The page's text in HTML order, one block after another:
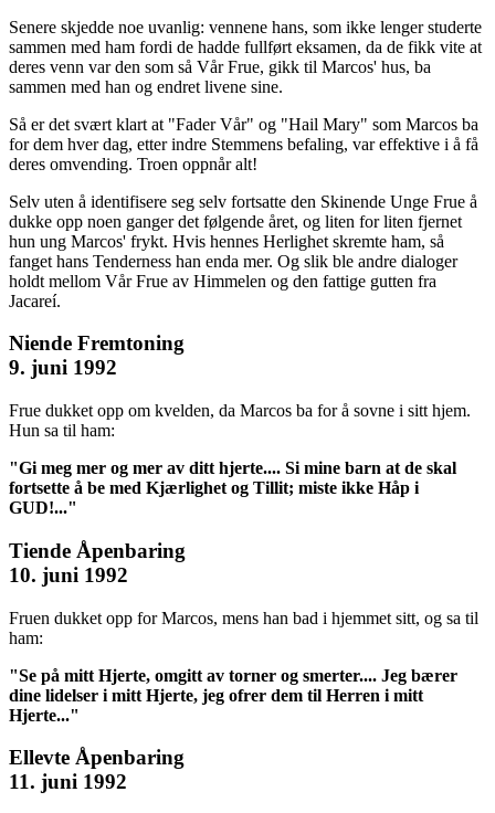
Senere skjedde noe uvanlig: vennene hans, som ikke lenger studerte
sammen med ham fordi de hadde fullført eksamen, da de fikk vite at
deres venn var den som så Vår Frue, gikk til Marcos' hus, ba
sammen med han og endret livene sine.
Så er det svært klart at "Fader Vår" og "Hail Mary" som Marcos ba
for dem hver dag, etter indre Stemmens befaling, var effektive i å få
deres omvending. Troen oppnår alt!
Selv uten å identifisere seg selv fortsatte den Skinende Unge Frue å
dukke opp noen ganger det følgende året, og liten for liten fjernet
hun ung Marcos' frykt. Hvis hennes Herlighet skremte ham, så
fanget hans Tenderness han enda mer. Og slik ble andre dialoger
holdt mellom Vår Frue av Himmelen og den fattige gutten fra
Jacareí.
Niende Fremtoning
9. juni 1992
Frue dukket opp om kvelden, da Marcos ba for å sovne i sitt hjem.
Hun sa til ham:
"Gi meg mer og mer av ditt hjerte.... Si mine barn at de skal
fortsette å be med Kjærlighet og Tillit; miste ikke Håp i
GUD!..."
Tiende Åpenbaring
10. juni 1992
Fruen dukket opp for Marcos, mens han bad i hjemmet sitt, og sa til
ham:
"Se på mitt Hjerte, omgitt av torner og smerter.... Jeg bærer
dine lidelser i mitt Hjerte, jeg ofrer dem til Herren i mitt
Hjerte..."
Ellevte Åpenbaring
11. juni 1992